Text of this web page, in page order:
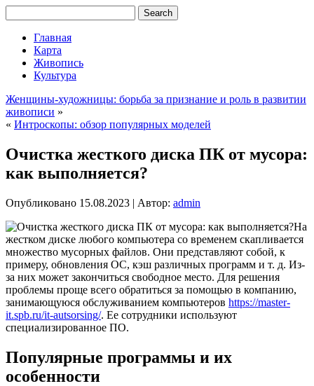
Главная
Карта
Живопись
Культура
Женщины-художницы: борьба за признание и роль в развитии
живописи »
« Интроскопы: обзор популярных моделей
Очистка жесткого диска ПК от мусора:
как выполняется?
Опубликовано 15.08.2023 | Автор: admin
На
жестком диске любого компьютера со временем скапливается
множество мусорных файлов. Они представляют собой, к
примеру, обновления ОС, кэш различных программ и т. д. Из-
за них может закончиться свободное место. Для решения
проблемы проще всего обратиться за помощью в компанию,
занимающуюся обслуживанием компьютеров https://master-
it.spb.ru/it-autsorsing/. Ее сотрудники используют
специализированное ПО.
Популярные программы и их
особенности